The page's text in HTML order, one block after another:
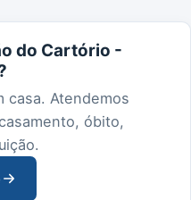
do Cartório -
casa. Atendemos
óbito,